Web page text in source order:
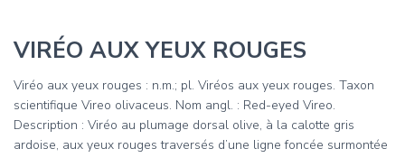
VIRÉO AUX YEUX ROUGES
Viréo aux yeux rouges : n.m.; pl. Viréos aux yeux rouges. Taxon
scientifique Vireo olivaceus. Nom angl. : Red-eyed Vireo.
Description : Viréo au plumage dorsal olive, à la calotte gris
ardoise, aux yeux rouges traversés d’une ligne foncée surmontée